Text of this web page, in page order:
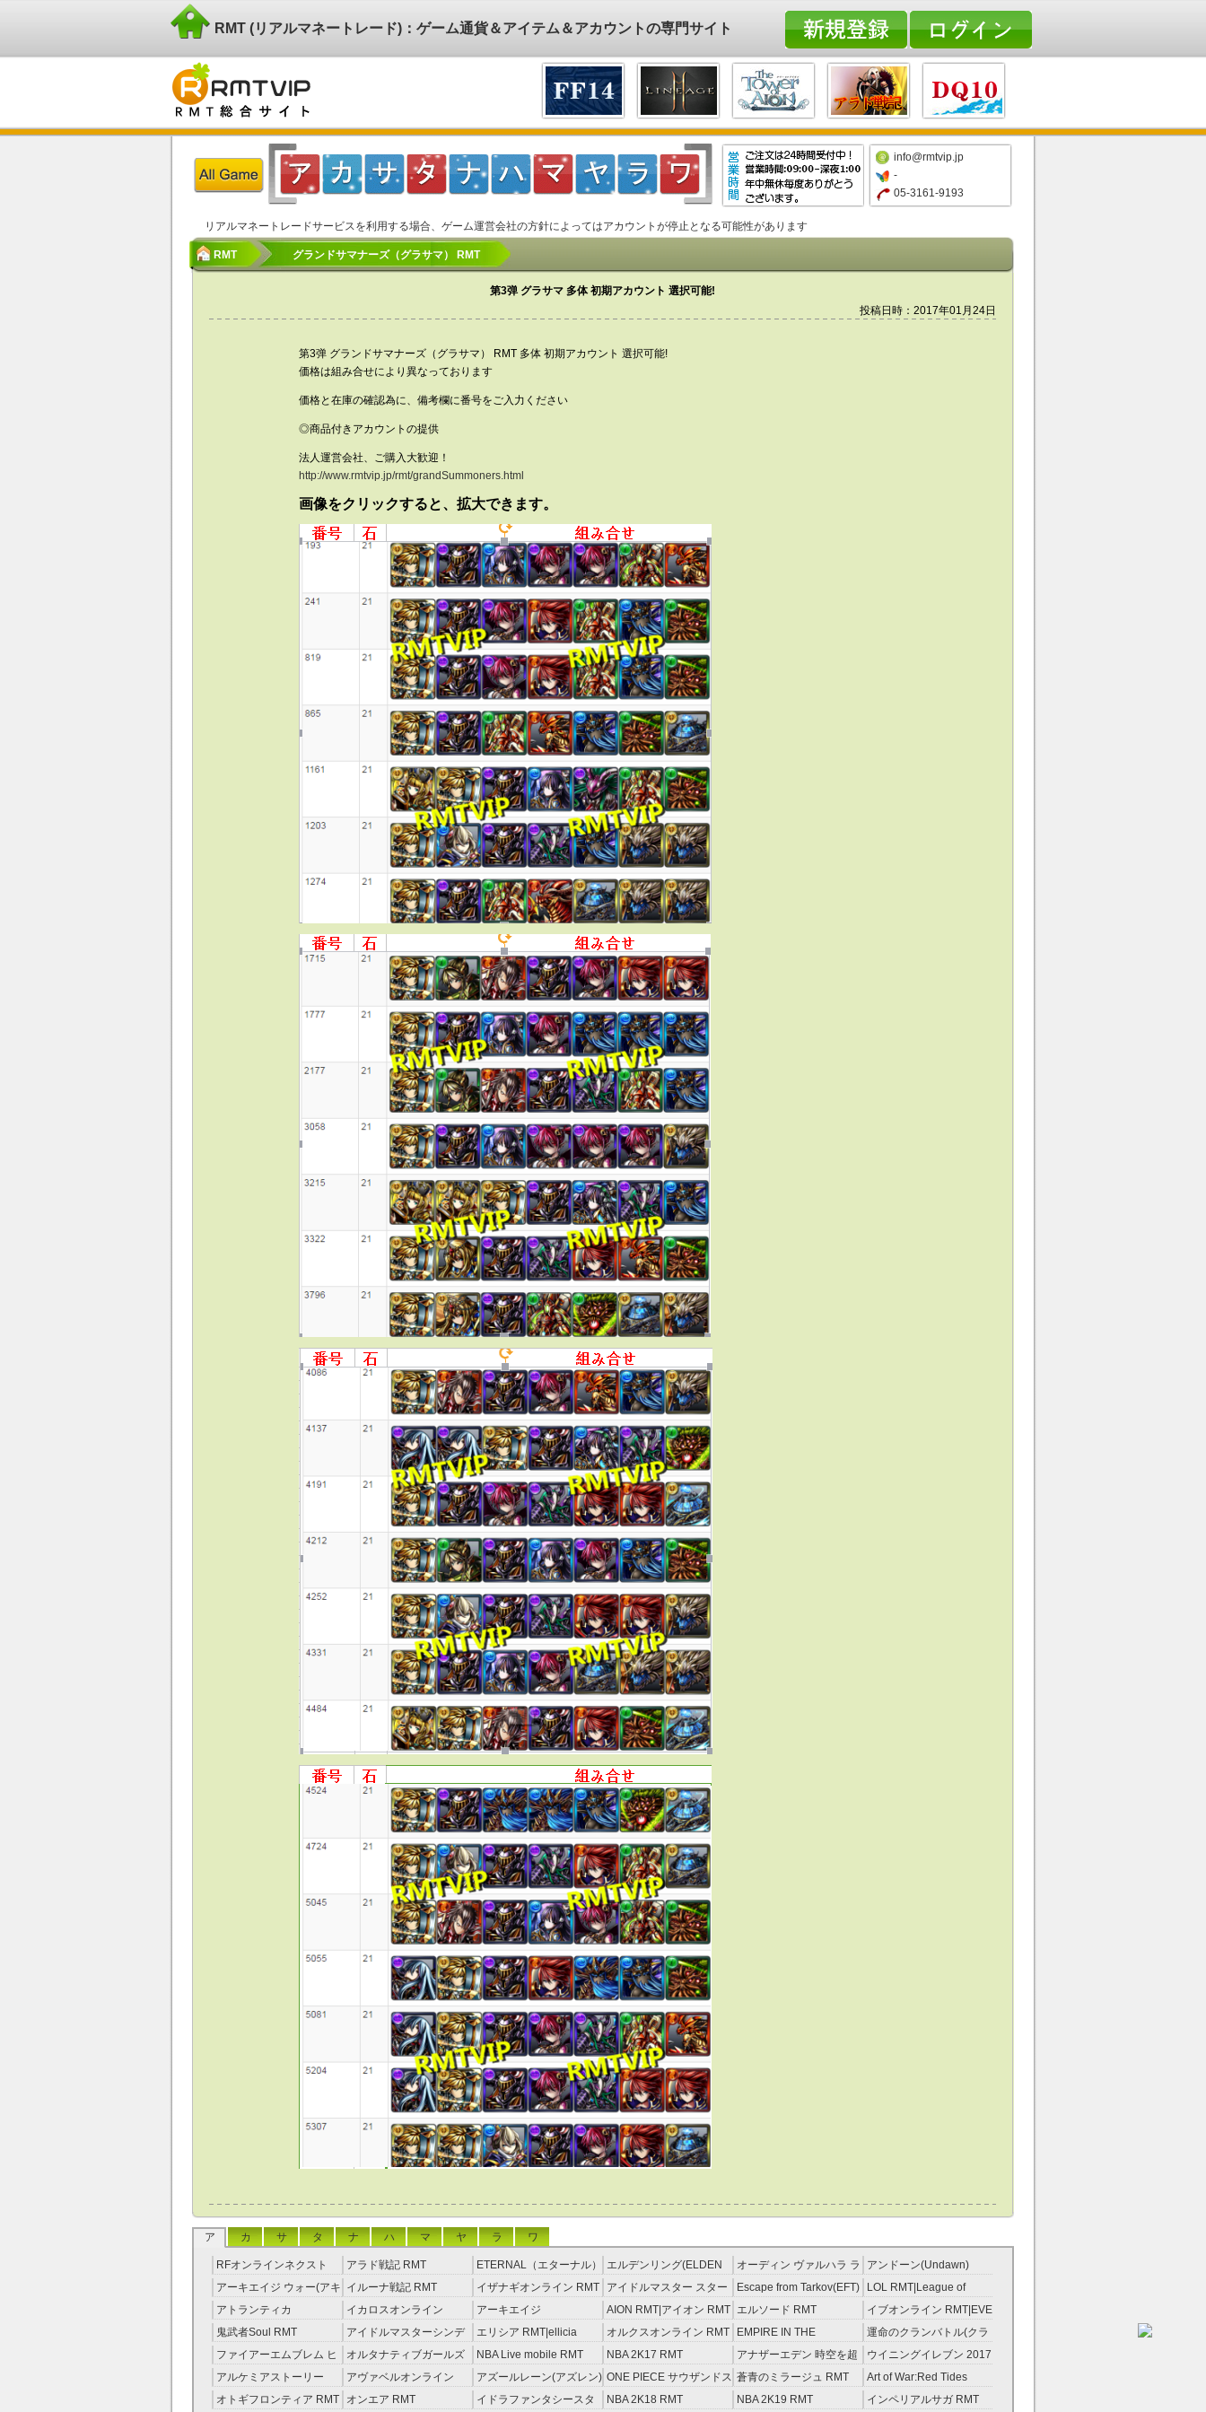
RMT (リアルマネートレード)：ゲーム通貨＆アイテム＆アカウントの専門サイト
info@rmtvip.jp
-
05-3161-9193
リアルマネートレードサービスを利用する場合、ゲーム運営会社の方針によってはアカウントが停止となる可能性があります
RMT グランドサマナーズ（グラサマ） RMT
第3弹 グラサマ 多体 初期アカウント 選択可能!
投稿日時：2017年01月24日
第3弹 グランドサマナーズ（グラサマ） RMT 多体 初期アカウント 選択可能!
価格は組み合せにより異なっております
価格と在庫の確認為に、備考欄に番号をご入力ください
◎商品付きアカウントの提供
法人運営会社、ご購入大歓迎！
http://www.rmtvip.jp/rmt/grandSummoners.html
画像をクリックすると、拡大できます。
ア カ サ タ ナ ハ マ ヤ ラ ワ
RFオンラインネクスト
RMT
アラド戦記 RMT
ETERNAL（エターナル）
RMT
エルデンリング(ELDEN
RING) RMT
オーディン ヴァルハラ ラ
イジング RMT
アンドーン(Undawn)
RMT
アーキエイジ ウォー(アキ
ウオ) RMT
イルーナ戦記 RMT イザナギオンライン RMT
アイドルマスター スター
ライトステージ RMT
Escape from Tarkov(EFT)
RMT
LOL RMT|League of
Legends RMT
アトランティカ
RMT|Atlantica RMT
イカロスオンライン
RMT（予約制）
アーキエイジ
RMT|ArcheAge RMT（予
約制）
AION RMT|アイオン RMT エルソード RMT
イブオンライン RMT|EVE
RMT
鬼武者Soul RMT
アイドルマスターシンデ
レラガールズ(モバマス)
RMT
エリシア RMT|ellicia
RMT
オルクスオンライン RMT
EMPIRE IN THE
STORM（エンスト）
RMT
運命のクランバトル(クラ
バト) RMT
ファイアーエムブレム ヒ
ーローズ(FEヒーローズ)
RMT
オルタナティブガールズ
RMT
NBA Live mobile RMT NBA 2K17 RMT
アナザーエデン 時空を超
える猫 アカウント RMT
ウイニングイレブン 2017
RMT|Winning Eleven
2017 RMT
アルケミアストーリー
（アルスト） RMT
アヴァベルオンライン
RMT
アズールレーン(アズレン)
RMT
ONE PIECE サウザンドス
トーム アカウント RMT
蒼青のミラージュ RMT
Art of War:Red Tides
RMT
オトギフロンティア RMT オンエア RMT
イドラファンタシースタ
NBA 2K18 RMT NBA 2K19 RMT インペリアルサガ RMT